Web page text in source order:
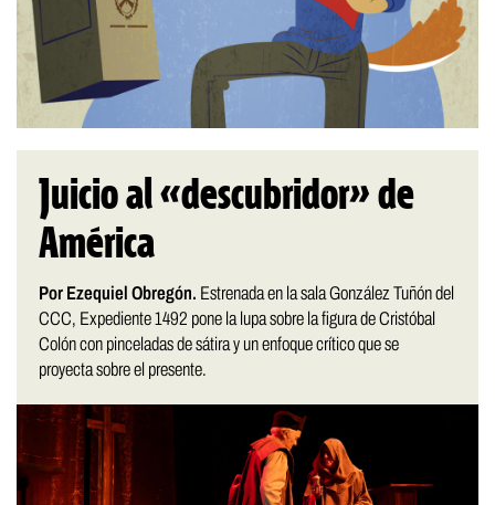
Juicio al «descubridor» de
América
Por Ezequiel Obregón. Estrenada en la sala González Tuñón del
CCC, Expediente 1492 pone la lupa sobre la figura de Cristóbal
Colón con pinceladas de sátira y un enfoque crítico que se
proyecta sobre el presente.